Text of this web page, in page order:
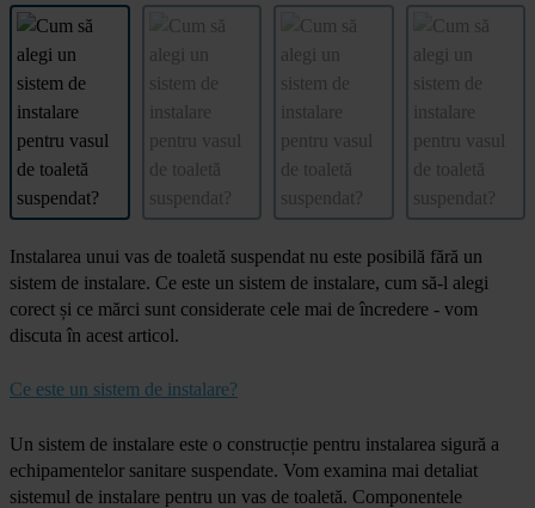
Instalarea unui vas de toaletă suspendat nu este posibilă fără un
sistem de instalare. Ce este un sistem de instalare, cum să-l alegi
corect și ce mărci sunt considerate cele mai de încredere - vom
discuta în acest articol.
Ce este un sistem de instalare?
Un sistem de instalare este o construcție pentru instalarea sigură a
echipamentelor sanitare suspendate. Vom examina mai detaliat
sistemul de instalare pentru un vas de toaletă. Componentele